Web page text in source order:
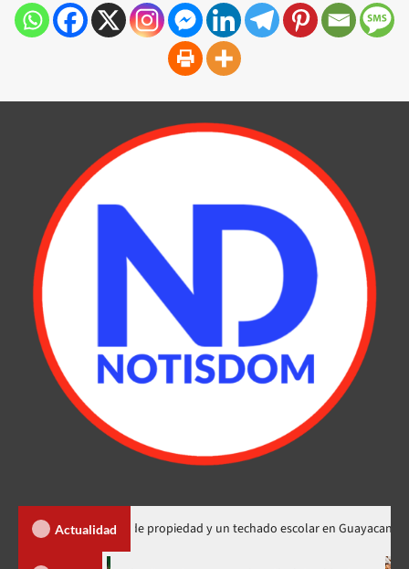
Actualidad
450 títulos de propiedad y un techado escolar en Guayacanal